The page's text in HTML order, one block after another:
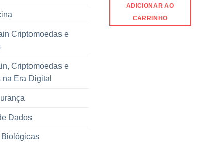
Criptomoedas e
Criptomoedas e
na Era Digital
Dados
ADICIONAR AO
CARRINHO